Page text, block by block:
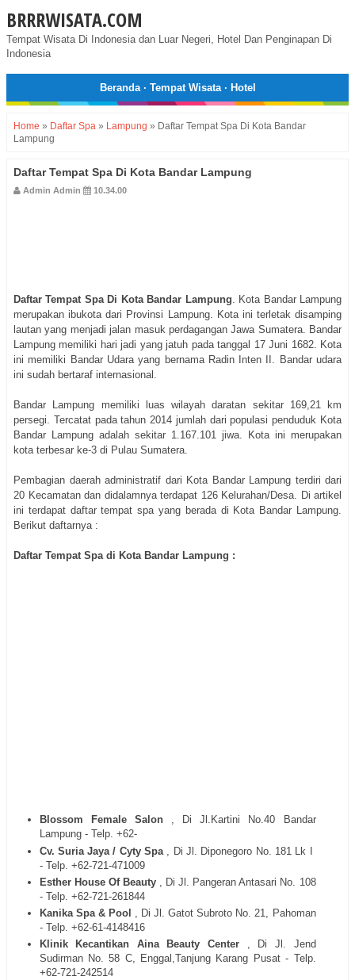
BRRRWISATA.COM
Tempat Wisata Di Indonesia dan Luar Negeri, Hotel Dan Penginapan Di
Indonesia
Beranda· Tempat Wisata· Hotel
Home » Daftar Spa » Lampung » Daftar Tempat Spa Di Kota Bandar
Lampung
Daftar Tempat Spa Di Kota Bandar Lampung
Admin Admin 10.34.00
Daftar Tempat Spa Di Kota Bandar Lampung. Kota Bandar Lampung
merupakan ibukota dari Provinsi Lampung. Kota ini terletak disamping
lautan yang menjadi jalan masuk perdagangan Jawa Sumatera. Bandar
Lampung memiliki hari jadi yang jatuh pada tanggal 17 Juni 1682. Kota
ini memiliki Bandar Udara yang bernama Radin Inten II. Bandar udara
ini sudah bertaraf internasional.
Bandar Lampung memiliki luas wilayah daratan sekitar 169,21 km
persegi. Tercatat pada tahun 2014 jumlah dari populasi penduduk Kota
Bandar Lampung adalah sekitar 1.167.101 jiwa. Kota ini merupakan
kota terbesar ke-3 di Pulau Sumatera.
Pembagian daerah administratif dari Kota Bandar Lampung terdiri dari
20 Kecamatan dan didalamnya terdapat 126 Kelurahan/Desa. Di artikel
ini terdapat daftar tempat spa yang berada di Kota Bandar Lampung.
Berikut daftarnya :
Daftar Tempat Spa di Kota Bandar Lampung :
Blossom Female Salon , Di Jl.Kartini No.40 Bandar
Lampung - Telp. +62-
Cv. Suria Jaya / Cyty Spa
, Di Jl. Diponegoro No. 181 Lk I
- Telp. +62-721-471009
Esther House Of Beauty
, Di Jl. Pangeran Antasari No. 108
- Telp. +62-721-261844
Kanika Spa & Pool , Di Jl. Gatot Subroto No. 21, Pahoman
- Telp. +62-61-4148416
Klinik Kecantikan Aina Beauty Center , Di Jl. Jend
Sudirman No. 58 C, Enggal,Tanjung Karang Pusat - Telp.
+62-721-242514